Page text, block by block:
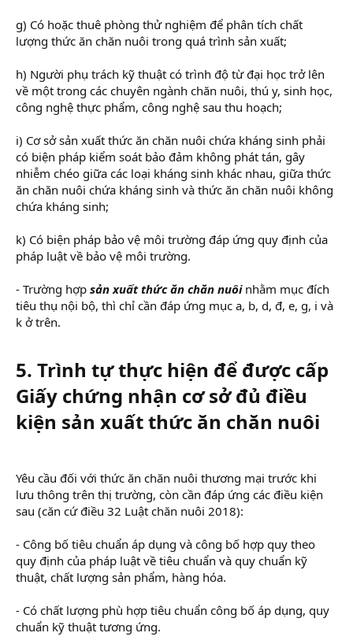
g) Có hoặc thuê phòng thử nghiệm để phân tích chất
lượng thức ăn chăn nuôi trong quá trình sản xuất;
h) Người phụ trách kỹ thuật có trình độ từ đại học trở lên
về một trong các chuyên ngành chăn nuôi, thú y, sinh học,
công nghệ thực phẩm, công nghệ sau thu hoạch;
i) Cơ sở sản xuất thức ăn chăn nuôi chứa kháng sinh phải
có biện pháp kiểm soát bảo đảm không phát tán, gây
nhiễm chéo giữa các loại kháng sinh khác nhau, giữa thức
ăn chăn nuôi chứa kháng sinh và thức ăn chăn nuôi không
chứa kháng sinh;
k) Có biện pháp bảo vệ môi trường đáp ứng quy định của
pháp luật về bảo vệ môi trường.
- Trường hợp sản xuất thức ăn chăn nuôinhằm mục đích
tiêu thụ nội bộ, thì chỉ cần đáp ứng mục a, b, d, đ, e, g, i và
k ở trên.
5. Trình tự thực hiện để được cấp
Giấy chứng nhận cơ sở đủ điều
kiện sản xuất thức ăn chăn nuôi
Yêu cầu đối với thức ăn chăn nuôi thương mại trước khi
lưu thông trên thị trường, còn cần đáp ứng các điều kiện
sau (căn cứ điều 32 Luật chăn nuôi 2018):
- Công bố tiêu chuẩn áp dụng và công bố hợp quy theo
quy định của pháp luật về tiêu chuẩn và quy chuẩn kỹ
thuật, chất lượng sản phẩm, hàng hóa.
- Có chất lượng phù hợp tiêu chuẩn công bố áp dụng, quy
chuẩn kỹ thuật tương ứng.